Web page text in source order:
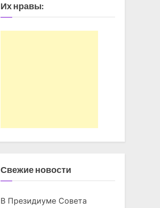
Их нравы:
Свежие новости
В Президиуме Совета